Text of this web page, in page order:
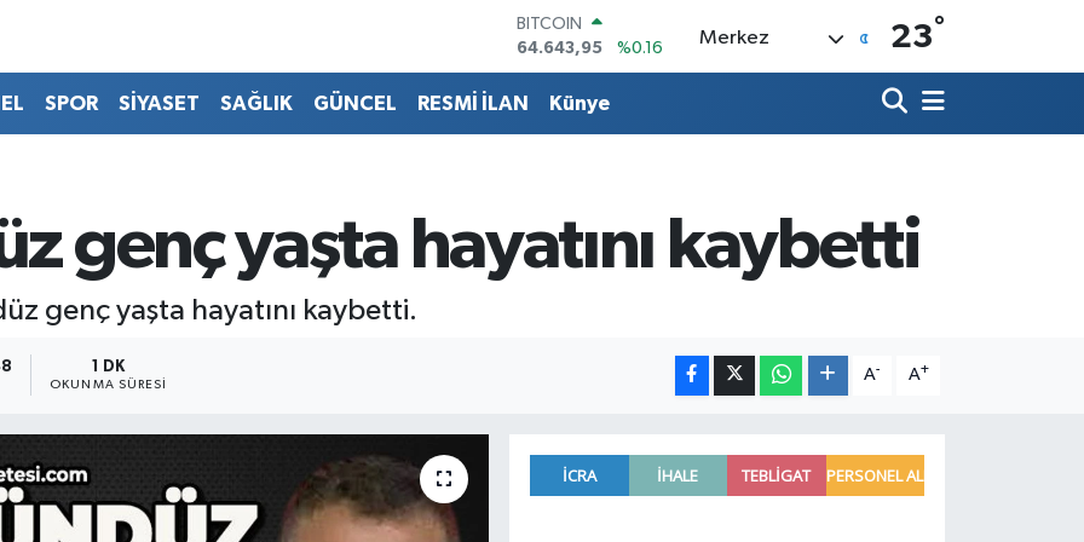
BITCOIN
64.643,95
%0.16
DOLAR
47,6704
%0
GRAM ALTIN
6500.87
%0.12
BİST100
Merkez 23°
SPOR SİYASET SAĞLIK GÜNCEL RESMİ İLAN Künye
genç yaşta hayatını kaybetti
genç yaşta hayatını kaybetti.
1 DK
OKUNMA SÜRESI
A- A+